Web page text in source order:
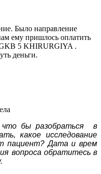
Было направление
ему пришлось оплатить
5 KHIRURGIYA .
деньги.
бы разобраться в
какое исследование
пациент? Дата и врем
вопроса обратитесь в